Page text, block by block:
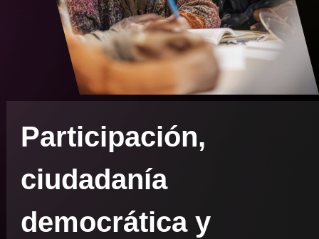
Participación,
ciudadanía
democrática y